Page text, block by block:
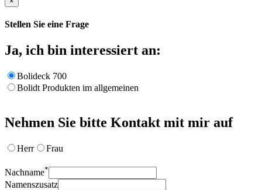
Stellen Sie eine Frage
Ja, ich bin interessiert an:
Bolideck 700
Bolidt Produkten im allgemeinen
Nehmen Sie bitte Kontakt mit mir auf
Herr Frau
Nachname*
Namenszusatz